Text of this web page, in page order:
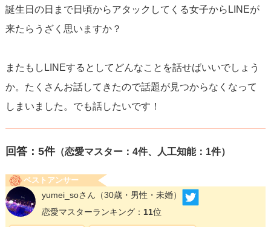
誕生日の日まで日頃からアタックしてくる女子からLINEが
来たらうざく思いますか？
またもしLINEするとしてどんなことを話せばいいでしょう
か。たくさんお話してきたので話題が見つからなくなって
しまいました。でも話したいです！
回答： 5件（恋愛マスター：4件、人工知能：1件）
ベストアンサー
yumei_soさん （30歳・男性・未婚）
恋愛マスターランキング： 11位